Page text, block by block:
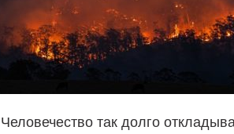
Человечество так долго